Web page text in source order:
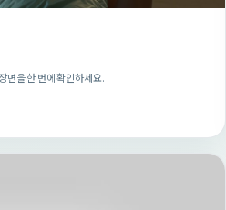
면을 한 번에 확인하세요.